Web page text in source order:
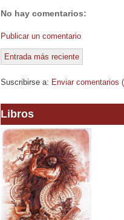
No hay comentarios:
Publicar un comentario
Entrada más reciente
Suscribirse a: Enviar comentarios
Libros